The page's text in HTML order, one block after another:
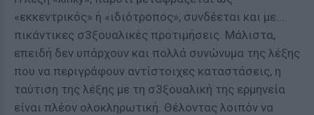
«εκκεντρικός» ή «ιδιότροπος», συνδέεται και με...
πικάντικες σ3ξουαλικές προτιμήσεις. Μάλιστα,
επειδή δεν υπάρχουν και πολλά συνώνυμα της λέξης
που να περιγράφουν αντίστοιχες καταστάσεις, η
ταύτιση της λέξης με τη σ3ξουαλική της ερμηνεία
είναι πλέον ολοκληρωτική. Θέλοντας λοιπόν να